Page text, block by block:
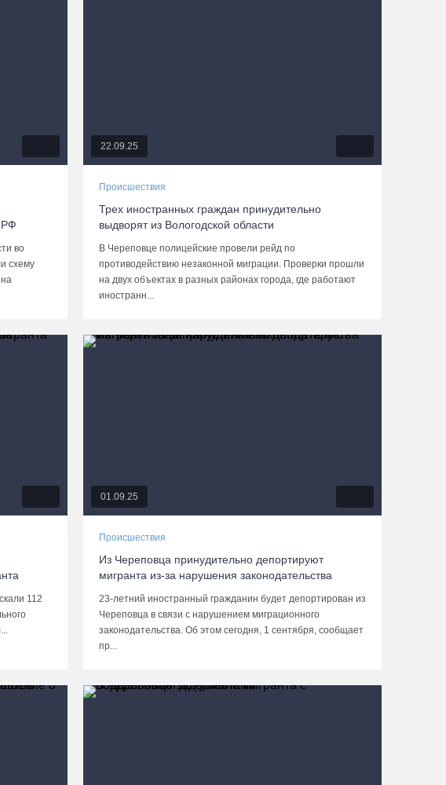
РФ
во
схему
22.09.25
Происшествия
Трех иностранных граждан принудительно
выдворят из Вологодской области
В Череповце полицейские провели рейд по
противодействию незаконной миграции. Проверки прошли
на двух объектах в разных районах города, где работают
иностранн...
112
01.09.25
Происшествия
Из Череповца принудительно депортируют
мигранта из-за нарушения законодательства
23-летний иностранный гражданин будет депортирован из
Череповца в связи с нарушением миграционного
законодательства. Об этом сегодня, 1 сентября, сообщает
пр...